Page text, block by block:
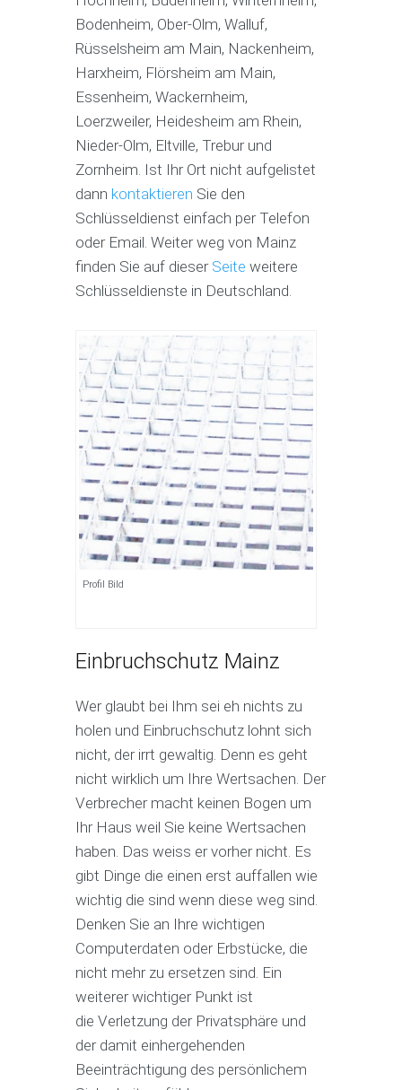
Bodenheim, Ober-Olm, Walluf,
Rüsselsheim am Main, Nackenheim,
Harxheim, Flörsheim am Main,
Essenheim, Wackernheim,
Loerzweiler, Heidesheim am Rhein,
Nieder-Olm, Eltville, Trebur und
Zornheim. Ist Ihr Ort nicht aufgelistet
dann kontaktieren Sie den
Schlüsseldienst einfach per Telefon
oder Email. Weiter weg von Mainz
finden Sie auf dieser Seite weitere
Schlüsseldienste in Deutschland.
Profil Bild
Einbruchschutz Mainz
Wer glaubt bei Ihm sei eh nichts zu
holen und Einbruchschutz lohnt sich
nicht, der irrt gewaltig. Denn es geht
nicht wirklich um Ihre Wertsachen. Der
Verbrecher macht keinen Bogen um
Ihr Haus weil Sie keine Wertsachen
haben. Das weiss er vorher nicht. Es
gibt Dinge die einen erst auffallen wie
wichtig die sind wenn diese weg sind.
Denken Sie an Ihre wichtigen
Computerdaten oder Erbstücke, die
nicht mehr zu ersetzen sind. Ein
weiterer wichtiger Punkt ist
die Verletzung der Privatsphäre und
der damit einhergehenden
Beeinträchtigung des persönlichem